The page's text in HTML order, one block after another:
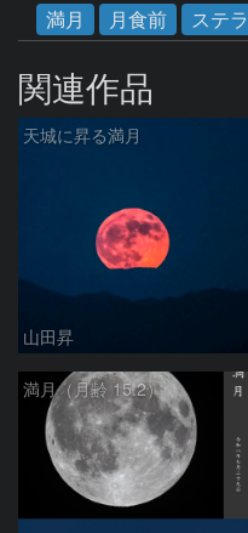
満月
月食前 ステ
関連作品
天城に昇る満月
山田昇
満月（月齢 15.2）